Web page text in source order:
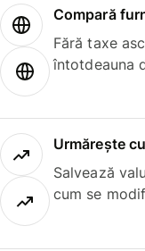
Compară
Fără taxe
întotdeauna
Urmărește
Salvează
cum se